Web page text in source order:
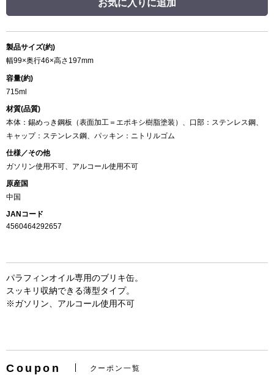
お買い物を続ける
お気に入りに追加
製品サイズ(約)
幅99×奥行46×高さ197mm
容量(約)
715ml
材質(品質)
本体：錫めっき鋼板（表面加工＝エポキシ樹脂塗装）、口部：ステンレス鋼、
キャップ：ステンレス鋼、パッキン：ニトリルゴム
仕様／その他
ガソリン使用不可、アルコール使用不可
原産国
中国
JANコード
4560464292657
パラフィンオイル専用のブリキ缶。
スッキリ収納できる薄型タイプ。
※ガソリン、アルコール使用不可
Coupon クーポン一覧